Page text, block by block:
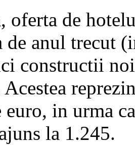
oferta de
de anul trecut
constructii
euro, in urma
la 1.245.